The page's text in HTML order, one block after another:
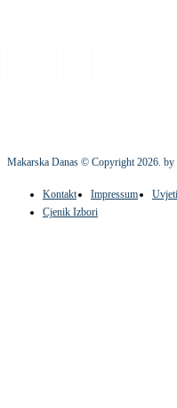
Makarska Danas © Copyright2026. by
Kontakt Impressum
Cjenik Izbori